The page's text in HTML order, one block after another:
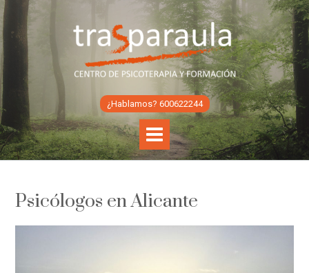
Skip
to
content
¿Hablamos? 600622244
Psicólogos en Alicante